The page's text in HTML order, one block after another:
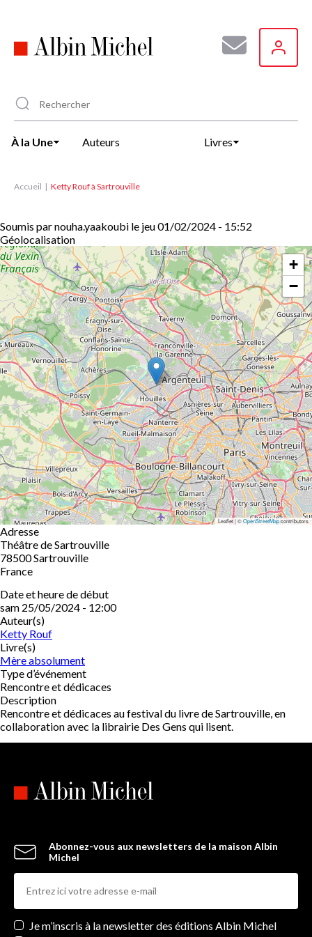
principal
À la Une Auteurs Livres
Accueil Ketty Rouf à Sartrouville
Soumis parnouha.yaakoubi le jeu 01/02/2024 - 15:52
Géolocalisation
+
−
Leaflet | ©OpenStreetMapcontributors
Adresse
Théâtre de Sartrouville
78500Sartrouville
France
Date et heure de début
sam 25/05/2024 - 12:00
Auteur(s)
Ketty Rouf
Livre(s)
Mère absolument
Type d’événement
Rencontre et dédicaces
Description
Rencontre et dédicaces au festival du livre de Sartrouville, en
collaboration avec la librairie Des Gens qui lisent.
Abonnez-vous aux newsletters de la maison Albin
Michel
Newsletters
Je m’inscris à la newsletter des éditions Albin Michel